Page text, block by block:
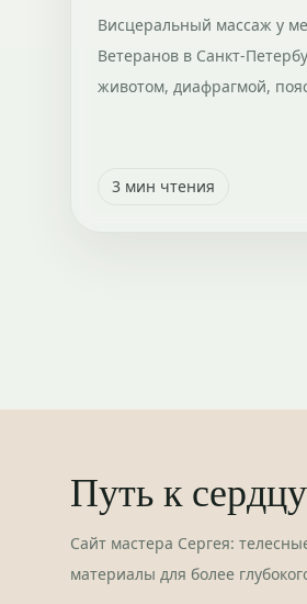
Висцеральный массаж у
Ветеранов в Санкт-
животом, диафрагмой,
3 мин чтения
Путь к сердцу
Сайт мастера Сергея:
материалы для более